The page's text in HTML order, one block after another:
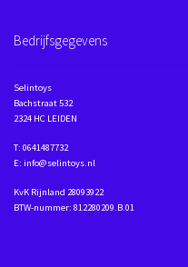
Bedrijfsgegevens
Selintoys
Bachstraat 532
2324 HC LEIDEN
T: 0641487732
E: info@selintoys.nl
KvK Rijnland 28093922
BTW-nummer: 812280209.B.01